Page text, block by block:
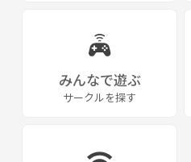
みんなで遊ぶ
サークルを探す